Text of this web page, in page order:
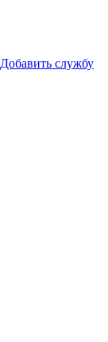
Добавить службу